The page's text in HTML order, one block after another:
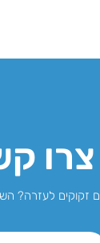
צרו
לעזרה?